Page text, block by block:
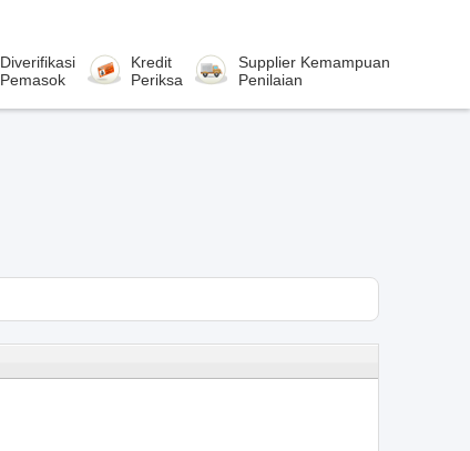
Diverifikasi
Pemasok
Kredit
Periksa
Supplier Kemampuan
Penilaian